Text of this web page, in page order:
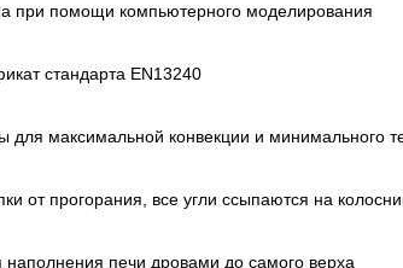
при помощи компьютерного моделирования
стандарта EN13240
для максимальной конвекции и минимального
от прогорания, все угли ссыпаются на
наполнения печи дровами до самого верха